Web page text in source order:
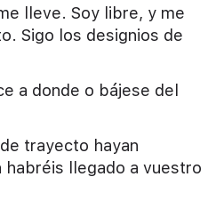
lleve. Soy libre, y me
Sigo los designios de
a donde o bájese del
trayecto hayan
habréis llegado a vuestro